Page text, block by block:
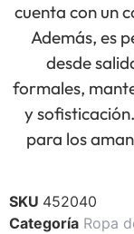
cuenta con un
Además, es
desde
formales,
y
para los
SKU 452040
Categoría Ropa